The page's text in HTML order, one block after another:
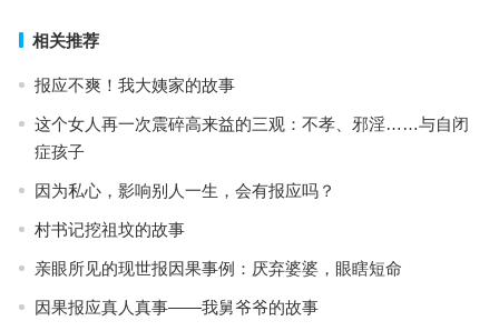
相关推荐
报应不爽！我大姨家的故事
这个女人再一次震碎高来益的三观：不孝、邪淫……与自闭
症孩子
因为私心，影响别人一生，会有报应吗？
村书记挖祖坟的故事
亲眼所见的现世报因果事例：厌弃婆婆，眼瞎短命
因果报应真人真事——我舅爷爷的故事